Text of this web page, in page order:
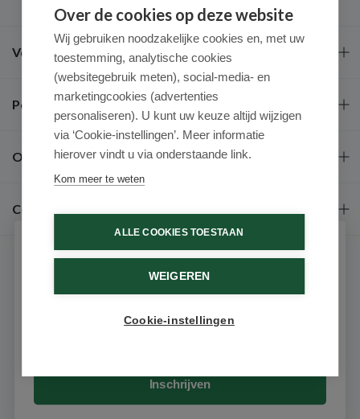
Veel gestelde vragen
Populaire merken
Over ons
Contact
9.6 / 10 (531 beoordelingen)
Over de cookies op deze website
Wij gebruiken noodzakelijke cookies en, met uw
toestemming, analytische cookies
(websitegebruik meten), social-media- en
marketingcookies (advertenties
personaliseren). U kunt uw keuze altijd wijzigen
via ‘Cookie-instellingen’. Meer informatie
hierover vindt u via onderstaande link.
Kom meer te weten
ALLE COOKIES TOESTAAN
WEIGEREN
Cookie-instellingen
Schrijf je in voor onze nieuwsbrief
Ontvang als eerste de beste aanbiedingen en persoonlijk
advies
Inschrijven